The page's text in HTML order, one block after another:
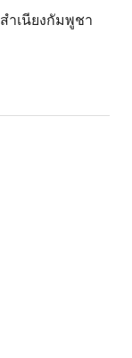
ำเนียงกัมพูชา